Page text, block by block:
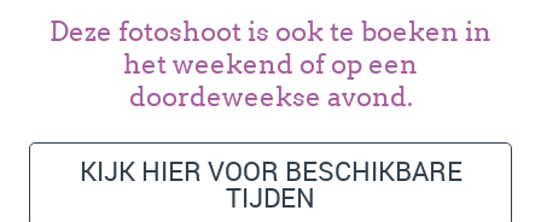
Deze fotoshoot is ook te boeken in
het weekend of op een
doordeweekse avond.
KIJK HIER VOOR BESCHIKBARE
TIJDEN